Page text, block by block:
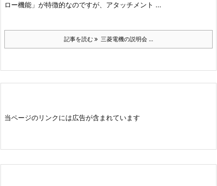
ロー機能」が特徴的なのですが、アタッチメント ...
記事を読む 三菱電機の説明会 ...
当ページのリンクには広告が含まれています